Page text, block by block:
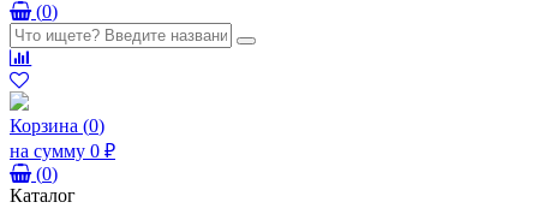
(0)
Корзина (0)
на сумму 0 ₽
(0)
Каталог